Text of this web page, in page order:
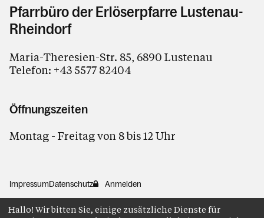
Pfarrbüro der Erlöserpfarre Lustenau-
Rheindorf
Maria-Theresien-Str. 85, 6890 Lustenau
Telefon: +43 5577 82404
Öffnungszeiten
Montag - Freitag von 8 bis 12 Uhr
ImpressumDatenschutz Anmelden
Hallo! Wir bitten Sie, einige zusätzliche Dienste für